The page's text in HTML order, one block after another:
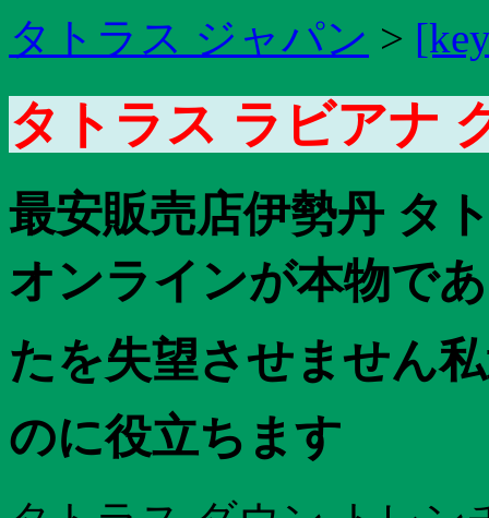
タトラス ジャパン >
タトラス ラビアナ
最安販売店伊勢丹 タ
オンラインが本物で
たを失望させません
のに役立ちます